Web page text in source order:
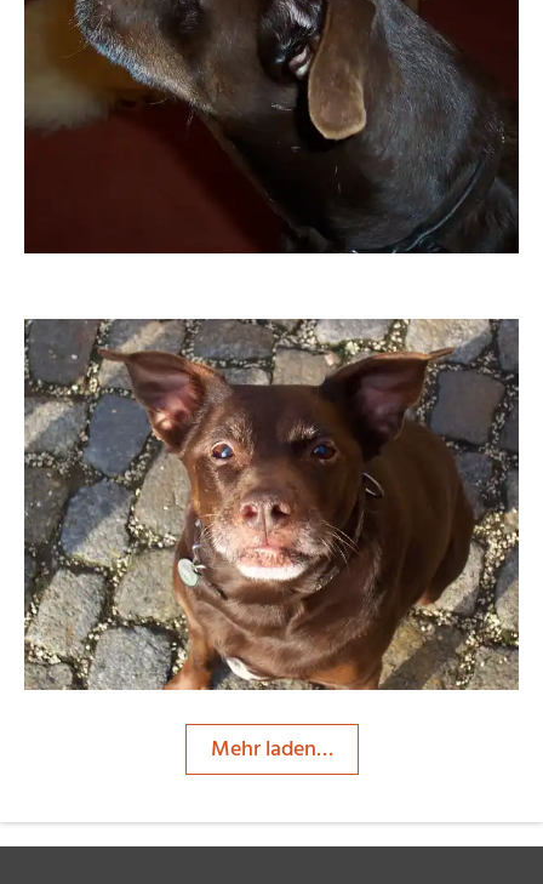
Grossi1985
Grossi1985
Mehr laden…